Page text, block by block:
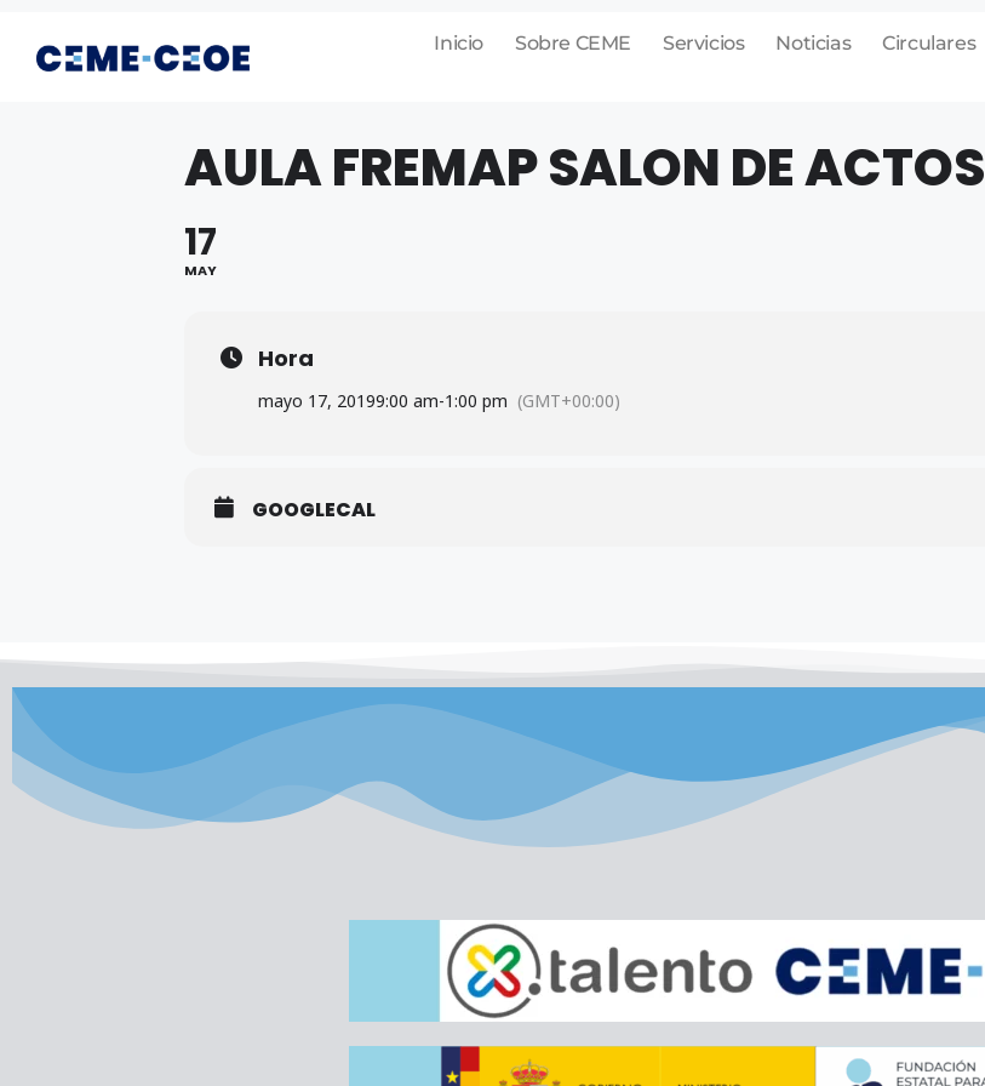
Inicio Sobre CEME Servicios Noticias Circulares
AULA FREMAP SALON DE ACTOS
17
MAY
Hora
mayo 17, 20199:00 am-1:00 pm (GMT+00:00)
GOOGLECAL